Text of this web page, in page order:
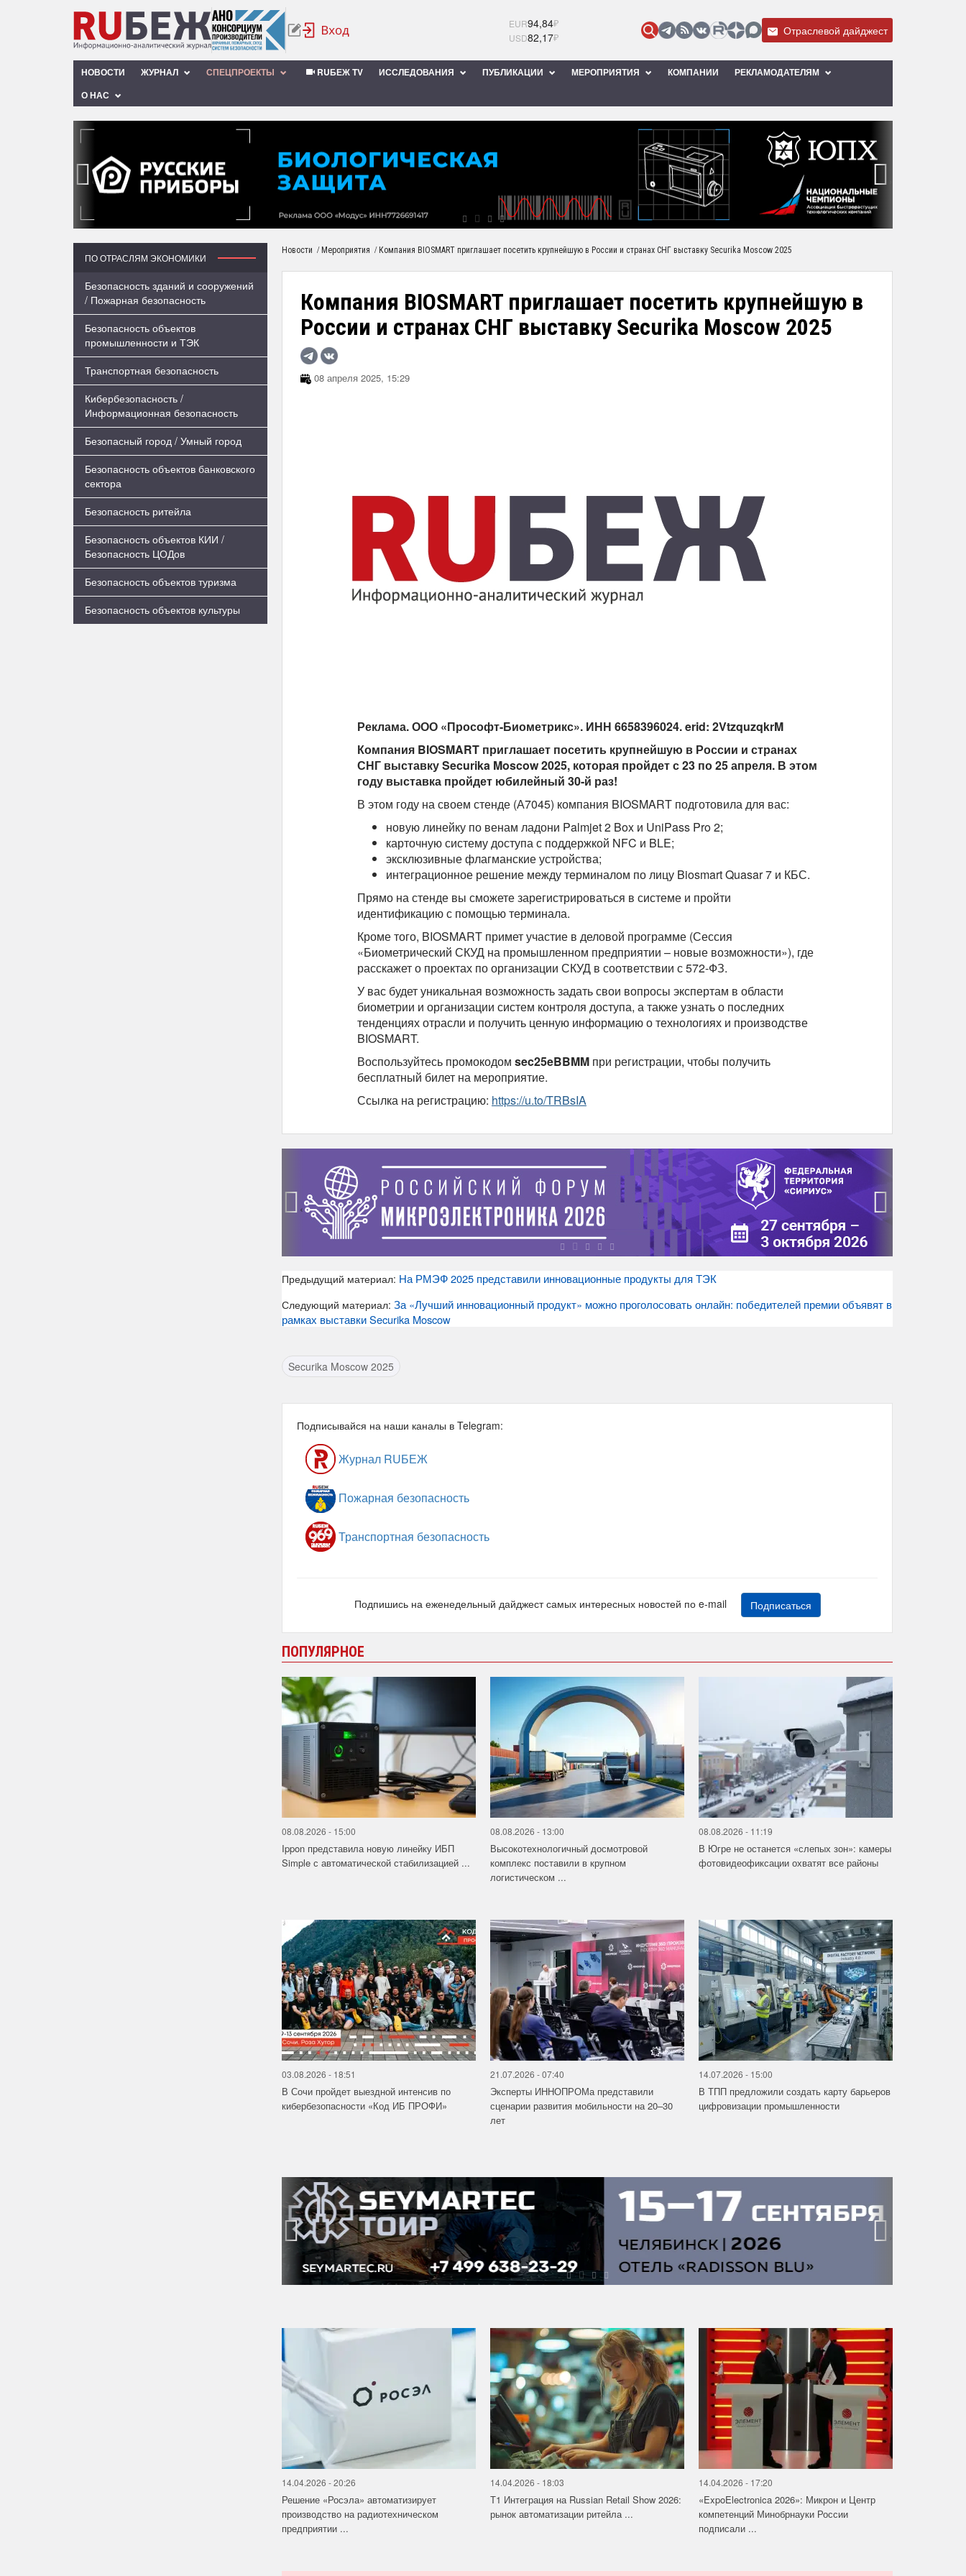
EUR94,84₽
USD82,17₽ Отраслевой дайджест
НОВОСТИ ЖУРНАЛ СПЕЦПРОЕКТЫ RUБЕЖ TV ИССЛЕДОВАНИЯ ПУБЛИКАЦИИ МЕРОПРИЯТИЯ КОМПАНИИ
РЕКЛАМОДАТЕЛЯМ
О НАС
‹
ПО ОТРАСЛЯМ ЭКОНОМИКИ
Безопасность зданий и сооружений
/ Пожарная безопасность
Безопасность объектов
промышленности и ТЭК
Транспортная безопасность
Кибербезопасность /
Информационная безопасность
Безопасный город / Умный город
Безопасность объектов банковского
сектора
Безопасность ритейла
Безопасность объектов КИИ /
Безопасность ЦОДов
Безопасность объектов туризма
Безопасность объектов культуры
Новости / Мероприятия / Компания BIOSMART приглашает посетить крупнейшую в России и странах СНГ выставку Securika Moscow 2025
Компания BIOSMART приглашает посетить крупнейшую в
России и странах СНГ выставку Securika Moscow 2025
08 апреля 2025, 15:29
Реклама. ООО «Прософт-Биометрикс». ИНН 6658396024. erid: 2VtzquzqkrM
Компания BIOSMART приглашает посетить крупнейшую в России и странах
СНГ выставку Securika Moscow 2025, которая пройдет с 23 по 25 апреля. В этом
году выставка пройдет юбилейный 30-й раз!
В этом году на своем стенде (А7045) компания BIOSMART подготовила для вас:
новую линейку по венам ладони Palmjet 2 Box и UniPass Pro 2;
карточную систему доступа с поддержкой NFC и BLE;
эксклюзивные флагманские устройства;
интеграционное решение между терминалом по лицу Biosmart Quasar 7 и КБС.
Прямо на стенде вы сможете зарегистрироваться в системе и пройти
идентификацию с помощью терминала.
Кроме того, BIOSMART примет участие в деловой программе (Сессия
«Биометрический СКУД на промышленном предприятии – новые возможности»), где
расскажет о проектах по организации СКУД в соответствии с 572-ФЗ.
У вас будет уникальная возможность задать свои вопросы экспертам в области
биометрии и организации систем контроля доступа, а также узнать о последних
тенденциях отрасли и получить ценную информацию о технологиях и производстве
BIOSMART.
Воспользуйтесь промокодом sec25eBBMM при регистрации, чтобы получить
бесплатный билет на мероприятие.
Ссылка на регистрацию: https://u.to/TRBsIA
‹ ›
Предыдущий материал: На РМЭФ 2025 представили инновационные продукты для ТЭК
Следующий материал: За «Лучший инновационный продукт» можно проголосовать онлайн: победителей премии объявят в
рамках выставки Securika Moscow
Securika Moscow 2025
Подписывайся на наши каналы в Telegram:
Журнал RUБЕЖ
Пожарная безопасность
Транспортная безопасность
Подпишись на еженедельный дайджест самых интересных новостей по e-mail Подписаться
ПОПУЛЯРНОЕ
08.08.2026 - 15:00
Ippon представила новую линейку ИБП
Simple с автоматической стабилизацией ...
08.08.2026 - 13:00
Высокотехнологичный досмотровой
комплекс поставили в крупном
логистическом ...
08.08.2026 - 11:19
В Югре не останется «слепых зон»: камеры
фотовидеофиксации охватят все районы
03.08.2026 - 18:51
В Сочи пройдет выездной интенсив по
кибербезопасности «Код ИБ ПРОФИ»
21.07.2026 - 07:40
Эксперты ИННОПРОМа представили
сценарии развития мобильности на 20–30
лет
14.07.2026 - 15:00
В ТПП предложили создать карту барьеров
цифровизации промышленности
‹ ›
14.04.2026 - 20:26
Решение «Росэла» автоматизирует
производство на радиотехническом
предприятии ...
14.04.2026 - 18:03
Т1 Интеграция на Russian Retail Show 2026:
рынок автоматизации ритейла ...
14.04.2026 - 17:20
«ExpoElectronica 2026»: Микрон и Центр
компетенций Минобрнауки России
подписали ...